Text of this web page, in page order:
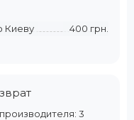
Киеву 400 грн.
3